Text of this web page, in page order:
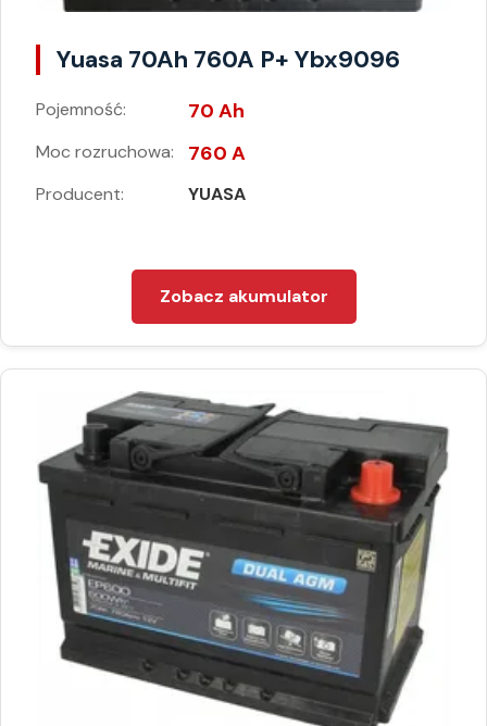
Yuasa 70Ah 760A P+ Ybx9096
Pojemność: 70 Ah
Moc rozruchowa: 760 A
Producent: YUASA
Zobacz akumulator